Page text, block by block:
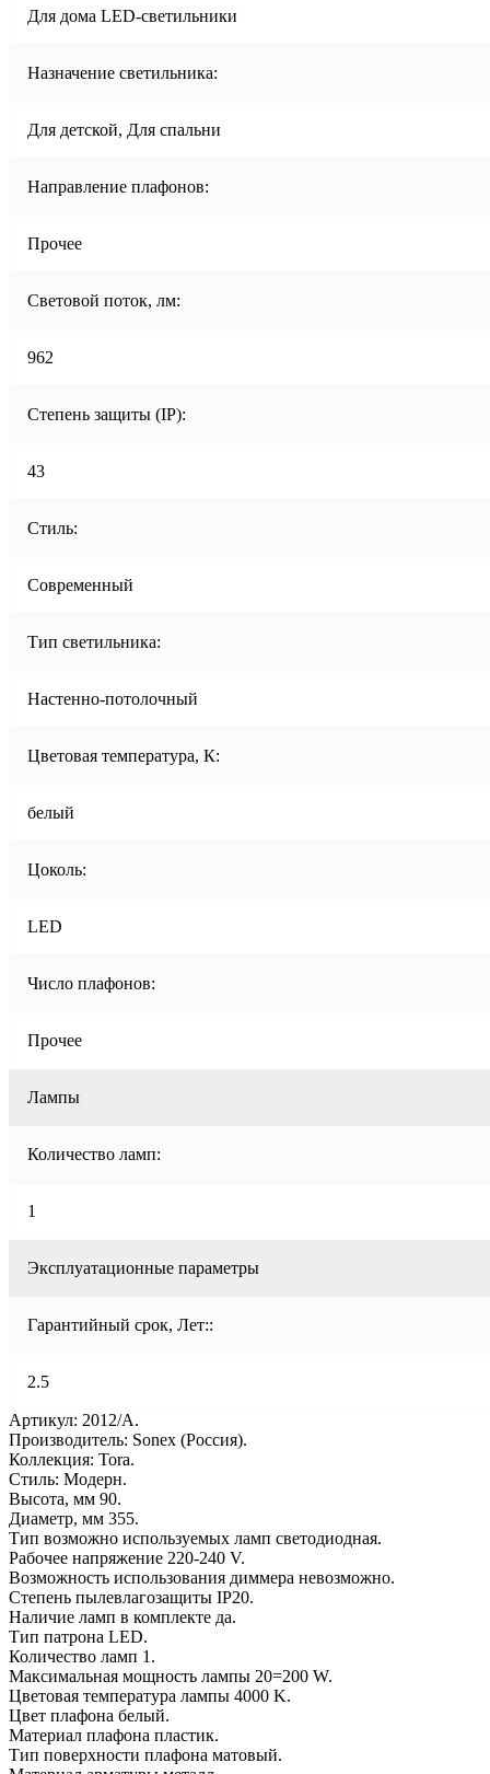
Для дома LED-светильники
Назначение светильника:
Для детской, Для спальни
Направление плафонов:
Прочее
Световой поток, лм:
962
Степень защиты (IP):
43
Стиль:
Современный
Тип светильника:
Настенно-потолочный
Цветовая температура, К:
белый
Цоколь:
LED
Число плафонов:
Прочее
Лампы
Количество ламп:
1
Эксплуатационные параметры
Гарантийный срок, Лет::
2.5
Артикул: 2012/A.
Производитель: Sonex (Россия).
Коллекция: Tora.
Стиль: Модерн.
Высота, мм 90.
Диаметр, мм 355.
Тип возможно используемых ламп светодиодная.
Рабочее напряжение 220-240 V.
Возможность использования диммера невозможно.
Степень пылевлагозащиты IP20.
Наличие ламп в комплекте да.
Тип патрона LED.
Количество ламп 1.
Максимальная мощность лампы 20=200 W.
Цветовая температура лампы 4000 K.
Цвет плафона белый.
Материал плафона пластик.
Тип поверхности плафона матовый.